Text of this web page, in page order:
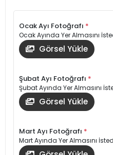
Ocak Ayı Fotoğrafı *
Ocak Ayında Yer Almasını
Görsel Yükle
Şubat Ayı Fotoğrafı *
Şubat Ayında Yer Almasını
Görsel Yükle
Mart Ayı Fotoğrafı *
Mart Ayında Yer Almasını